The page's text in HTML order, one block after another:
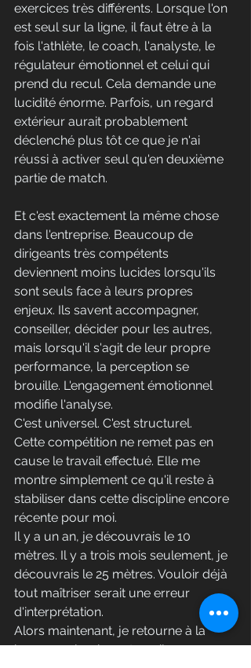
exercices très différents. Lorsque l'on
est seul sur la ligne, il faut être à la
fois l'athlète, le coach, l'analyste, le
régulateur émotionnel et celui qui
prend du recul. Cela demande une
lucidité énorme. Parfois, un regard
extérieur aurait probablement
déclenché plus tôt ce que je n'ai
réussi à activer seul qu'en deuxième
partie de match.
Et c'est exactement la même chose
dans l'entreprise. Beaucoup de
dirigeants très compétents
deviennent moins lucides lorsqu'ils
sont seuls face à leurs propres
enjeux. Ils savent accompagner,
conseiller, décider pour les autres,
mais lorsqu'il s'agit de leur propre
performance, la perception se
brouille. L'engagement émotionnel
modifie l'analyse.
C'est universel. C'est structurel.
Cette compétition ne remet pas en
cause le travail effectué. Elle me
montre simplement ce qu'il reste à
stabiliser dans cette discipline encore
récente pour moi.
Il y a un an, je découvrais le 10
mètres. Il y a trois mois seulement, je
découvrais le 25 mètres. Vouloir déjà
tout maîtriser serait une erreur
d'interprétation.
Alors maintenant, je retourne à la
base, au plomb, au travail